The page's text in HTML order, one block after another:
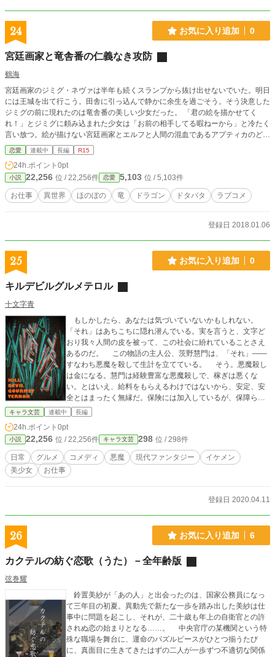
24 お気に入り追加 0
宮廷画家と竜舎番の仁義なき攻防
鶴海
宮廷画家のジミグ・ネヴァは半年も続くスランプから抜け出せないでいた。明日
には王城を出て行こう。田舎に引っ込んで静かに余生を過ごそう。そう決意した
ジミグの前に現れたのは竜舎番の美しい少女だった。 「君の絵を描かせてく
れ！」とジミグに頼み込まれた少女は「お前の相手してる暇ねーから」と冷たく
言い放つ。絵が描けない宮廷画家とエルフと人間の混血であるアプティカのどた
ばたで優しい恋物語。
恋愛 連載中 長編 R15
24h.ポイント 0pt
小説 22,256 位 / 22,256件 恋愛 5,103 位 / 5,103件
お仕事 異世界 ほのぼの 竜 ドラゴン ドタバタ ラブコメ
登録日 2018.01.06
25 お気に入り追加 0
キルデビルグルメテロル
十文字青
もしかしたら、あなたは気づいていないかもしれない。
「それ」はあちこちに隠れ潜んでいる。実を言うと、文字ど
おり我々人間の皮を被って、この社会に紛れていることさえ
あるのだ。 この物語の主人公、茨野慧門は、「それ」――
すなわち悪魔を殺して生計を立てている。 そう。悪魔殺し
は金になる。慧門は経験豊富な悪魔殺しで、稼ぎは悪くな
い。とはいえ、給料をもらえるわけではないから、安定、安
全とはまったく無縁だ。保険には加入しているが、保障らし
い保障はない。浮き沈みの激しいフリーランスだ。 ちなみ
性にしか見えないが、彼の娘でも、姪でも、従妹でもない。
それどころか、人間ですらない。さる事情で、彼はギチ子を
飼っている。彼はギチ子の飼い主なのだ。 慧門は悪魔殺し
だが、仕事は人生の一部でしかない。人生を構成する要素は
いろいろあり、仕事はその中の数パーセントか、せいぜい数
あなたもそうだと思うが、人はたいてい一日に何度も食事を
キャラ文芸 連載中 長編
24h.ポイント 0pt
小説 22,256 位 / 22,256件 キャラ文芸 298 位 / 298件
日常 グルメ コメディ 悪魔 現代ファンタジー
イケメン
美少女
お仕事
登録日 2020.04.11
26 お気に入り追加 6
カクテルの紡ぐ恋歌（うた）－全年齢版
弦巻耀
鈴置美紗が「あの人」と出会ったのは、国家公務員になっ
て三年目の初夏。異動先で新たな一歩を踏み出した美紗は仕
事中に問題を起こし、それが、二十歳も年上の自衛官との許
されぬ恋の始まりとなる……。 中央官庁の某機関という特
殊な職場を舞台に、運命のパズルピースがひとつ揃うたび
に、真面目に生きてきたはずの二人が一歩ずつ不適切な関係